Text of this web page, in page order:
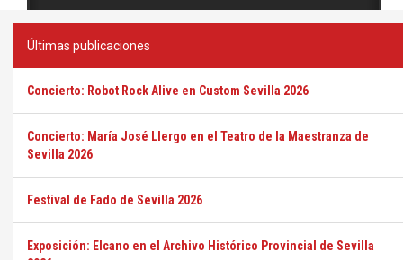
Últimas publicaciones
Concierto: Robot Rock Alive en Custom Sevilla 2026
Concierto: María José Llergo en el Teatro de la Maestranza de
Sevilla 2026
Festival de Fado de Sevilla 2026
Exposición: Elcano en el Archivo Histórico Provincial de Sevilla